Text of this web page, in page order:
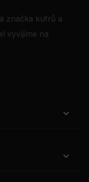
značka kufrů a
vyvíjíme na

keyboard_arrow_down